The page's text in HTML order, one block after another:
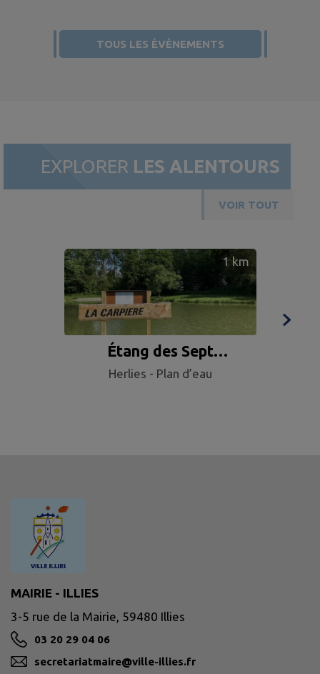
TOUS LES ÉVÉNEMENTS
EXPLORER LES ALENTOURS
VOIR TOUT
1 km
Étang des Sept
Fontaines
Herlies - Plan d’eau
MAIRIE - ILLIES
3-5 rue de la Mairie, 59480 Illies
03 20 29 04 06
secretariatmaire@ville-illies.fr